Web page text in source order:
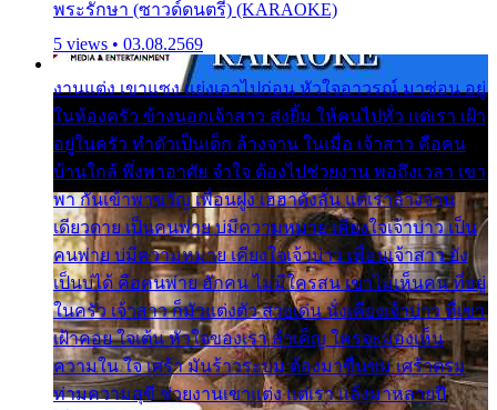
พระรักษา (ซาวด์ดนตรี) (KARAOKE)
5 views • 03.08.2569
งานแต่ง เขาแซง แย่งเอาไปก่อน หัวใจอาวรณ์ มาซ่อน อยู่
ในห้องครัว ข้างนอกเจ้าสาว ส่งยิ้ม ให้คนไปทั่ว แต่เรา เฝ้า
อยู่ในครัว ทำตัวเป็นเด็ก ล้างจาน ในเมื่อ เจ้าสาว คือคน
บ้านใกล้ พึ่งพาอาศัย จำใจ ต้องไปช่วยงาน พอถึงเวลา เขา
พา กันเข้าพาขวัญ เพื่อนฝูง เฮฮาดังลั่น แต่เราล้างจาน
เดียวดาย เป็นคนพ่าย บ่มีความหมาย เคียงใจเจ้าบ่าว เป็น
คนพ่าย บ่มีความหมาย เคียงใจเจ้าบ่าว เพื่อนเจ้าสาว ยัง
เป็นบ่ได้ คือคนพ่าย ฮักคน ไม่มีใครสน เขาไม่เห็นคน ที่อยู่
ในครัว เจ้าสาว ก็มัวแต่งตัว สวยเด่น นั่งเคียงเจ้าบ่าว ที่เขา
เฝ้าคอย ใจเต้น หัวใจของเรา ลำเค็ญ ใครจะมองเห็น
ความใน ใจ เศร้า มันร้าวระบม ต้องมาขื่นขม เศร้าตรม
ท่ามความสุขี ช่วยงานเขาแต่ง แต่เรา แล้งมาหลายปี